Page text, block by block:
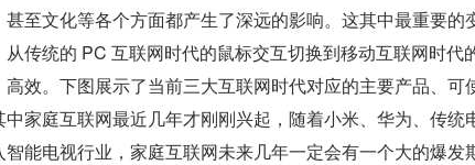
至文化等各个方面都产生了深远的影响。这其中最重要的
传统的 PC 互联网时代的鼠标交互切换到移动互联网时代
效。下图展示了当前三大互联网时代对应的主要产品、可
家庭互联网最近几年才刚刚兴起，随着小米、华为、传统
能电视行业，家庭互联网未来几年一定会有一个大的爆发